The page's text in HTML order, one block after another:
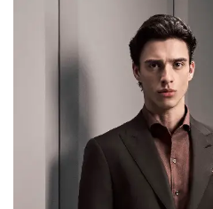
production-ready